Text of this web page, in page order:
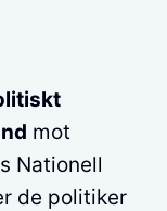
mot
Nationell
de politiker